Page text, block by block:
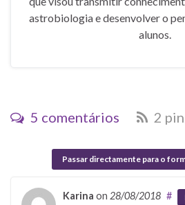
astrobiologia e desenvolver o
alunos.
5 comentários 2
Passar directamente para o
Karina on 28/08/2018 #